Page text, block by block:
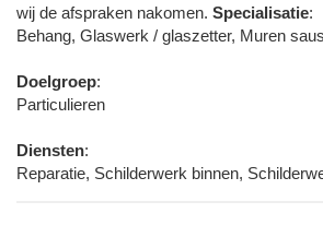
wij de afspraken nakomen. Specialisatie:
Behang, Glaswerk / glaszetter, Muren
Doelgroep:
Particulieren
Diensten:
Reparatie, Schilderwerk binnen,